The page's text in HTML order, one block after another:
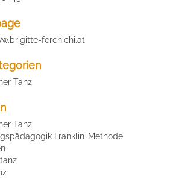
ferchichi.at
Tanz
Tanz
Franklin-Methode